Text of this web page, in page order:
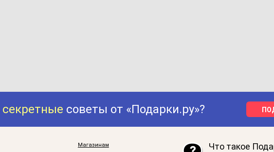
секретные советы от «Подарки.ру»?
Магазинам Что такое